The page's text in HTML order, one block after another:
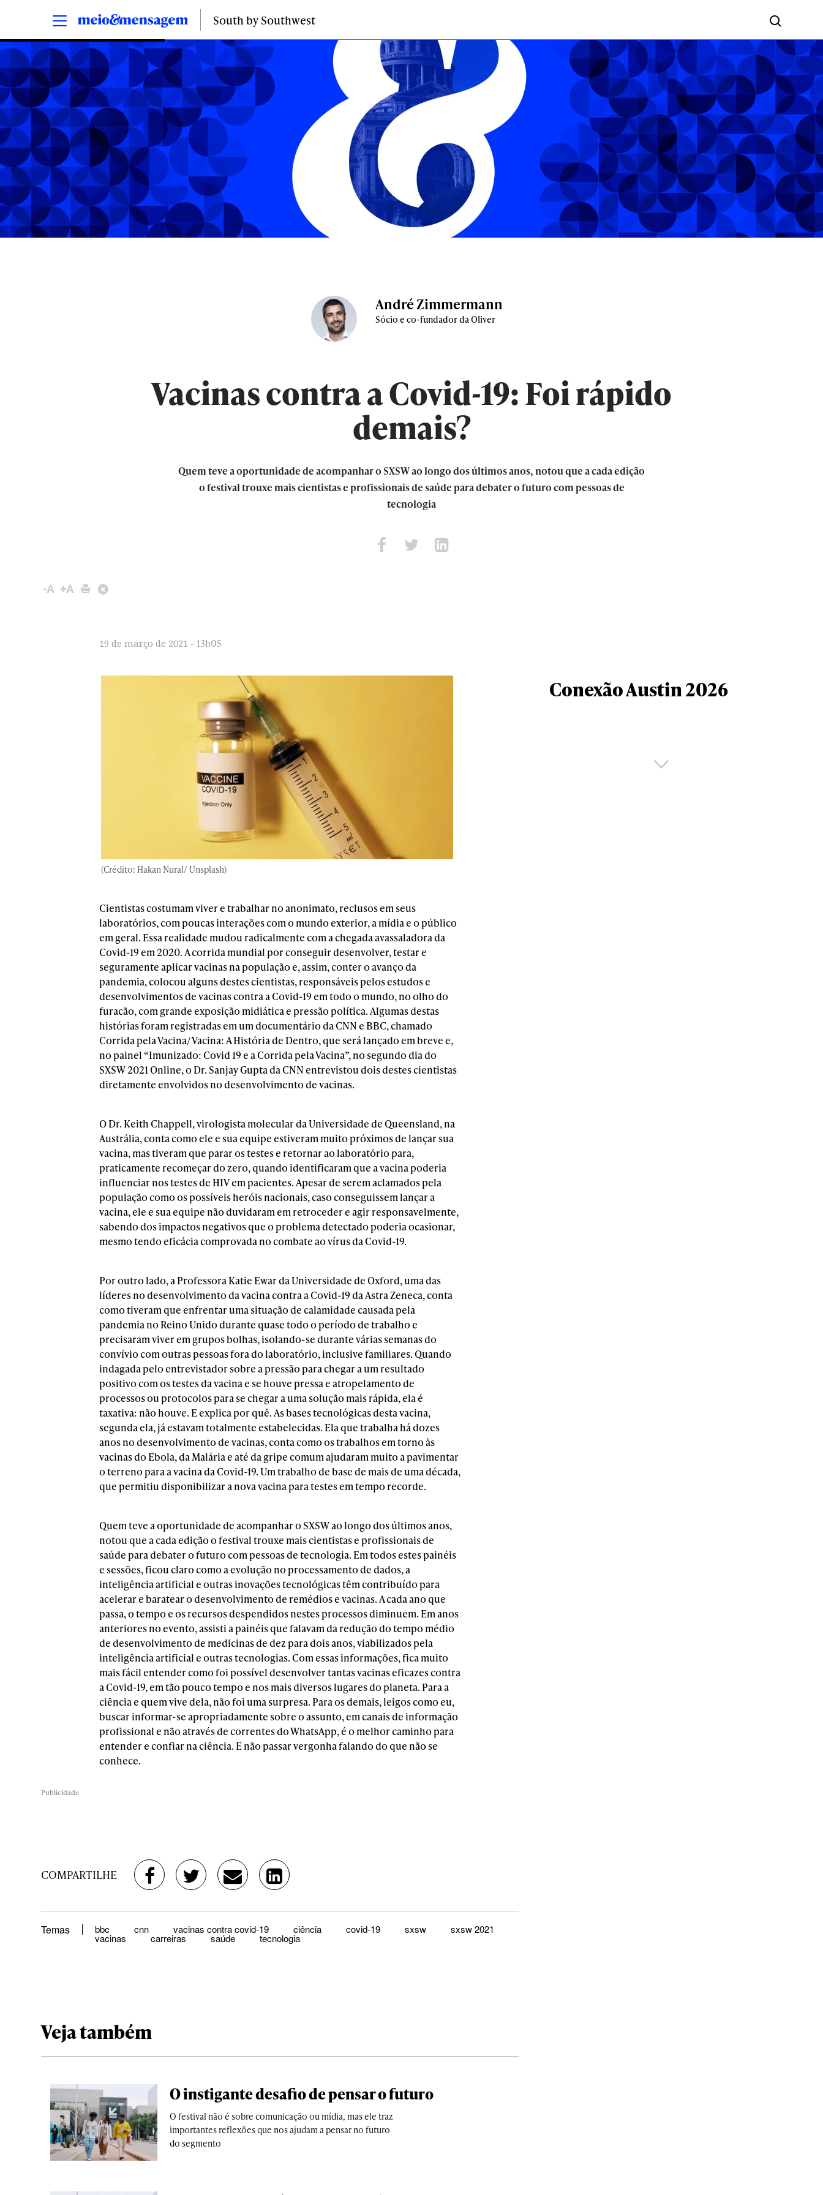
South by Southwest
André Zimmermann
Sócio e co-fundador da Oliver
Vacinas contra a Covid-19: Foi rápido
demais?
Quem teve a oportunidade de acompanhar o SXSW ao longo dos últimos anos, notou que a cada edição
o festival trouxe mais cientistas e profissionais de saúde para debater o futuro com pessoas de
tecnologia
19 de março de 2021 - 13h05
(Crédito: Hakan Nural/ Unsplash)
Cientistas costumam viver e trabalhar no anonimato, reclusos em seus
laboratórios, com poucas interações com o mundo exterior, a mídia e o público
em geral. Essa realidade mudou radicalmente com a chegada avassaladora da
Covid-19 em 2020. A corrida mundial por conseguir desenvolver, testar e
seguramente aplicar vacinas na população e, assim, conter o avanço da
pandemia, colocou alguns destes cientistas, responsáveis pelos estudos e
desenvolvimentos de vacinas contra a Covid-19 em todo o mundo, no olho do
furacão, com grande exposição midiática e pressão política. Algumas destas
histórias foram registradas em um documentário da CNN e BBC, chamado
Corrida pela Vacina/ Vacina: A História de Dentro, que será lançado em breve e,
no painel “Imunizado: Covid 19 e a Corrida pela Vacina”, no segundo dia do
SXSW 2021 Online, o Dr. Sanjay Gupta da CNN entrevistou dois destes cientistas
diretamente envolvidos no desenvolvimento de vacinas.
O Dr. Keith Chappell, virologista molecular da Universidade de Queensland, na
Austrália, conta como ele e sua equipe estiveram muito próximos de lançar sua
vacina, mas tiveram que parar os testes e retornar ao laboratório para,
praticamente recomeçar do zero, quando identificaram que a vacina poderia
influenciar nos testes de HIV em pacientes. Apesar de serem aclamados pela
população como os possíveis heróis nacionais, caso conseguissem lançar a
vacina, ele e sua equipe não duvidaram em retroceder e agir responsavelmente,
sabendo dos impactos negativos que o problema detectado poderia ocasionar,
mesmo tendo eficácia comprovada no combate ao vírus da Covid-19.
Por outro lado, a Professora Katie Ewar da Universidade de Oxford, uma das
líderes no desenvolvimento da vacina contra a Covid-19 da Astra Zeneca, conta
como tiveram que enfrentar uma situação de calamidade causada pela
pandemia no Reino Unido durante quase todo o período de trabalho e
precisaram viver em grupos bolhas, isolando-se durante várias semanas do
convívio com outras pessoas fora do laboratório, inclusive familiares. Quando
indagada pelo entrevistador sobre a pressão para chegar a um resultado
positivo com os testes da vacina e se houve pressa e atropelamento de
processos ou protocolos para se chegar a uma solução mais rápida, ela é
taxativa: não houve. E explica por quê. As bases tecnológicas desta vacina,
segunda ela, já estavam totalmente estabelecidas. Ela que trabalha há dozes
anos no desenvolvimento de vacinas, conta como os trabalhos em torno às
vacinas do Ebola, da Malária e até da gripe comum ajudaram muito a pavimentar
o terreno para a vacina da Covid-19. Um trabalho de base de mais de uma década,
que permitiu disponibilizar a nova vacina para testes em tempo recorde.
Quem teve a oportunidade de acompanhar o SXSW ao longo dos últimos anos,
notou que a cada edição o festival trouxe mais cientistas e profissionais de
saúde para debater o futuro com pessoas de tecnologia. Em todos estes painéis
e sessões, ficou claro como a evolução no processamento de dados, a
inteligência artificial e outras inovações tecnológicas têm contribuído para
acelerar e baratear o desenvolvimento de remédios e vacinas. A cada ano que
passa, o tempo e os recursos despendidos nestes processos diminuem. Em anos
anteriores no evento, assisti a painéis que falavam da redução do tempo médio
de desenvolvimento de medicinas de dez para dois anos, viabilizados pela
inteligência artificial e outras tecnologias. Com essas informações, fica muito
mais fácil entender como foi possível desenvolver tantas vacinas eficazes contra
a Covid-19, em tão pouco tempo e nos mais diversos lugares do planeta. Para a
ciência e quem vive dela, não foi uma surpresa. Para os demais, leigos como eu,
buscar informar-se apropriadamente sobre o assunto, em canais de informação
profissional e não através de correntes do WhatsApp, é o melhor caminho para
entender e confiar na ciência. E não passar vergonha falando do que não se
conhece.
Publicidade
COMPARTILHE
Temas bbc cnn vacinas contra covid-19 ciência covid-19 sxsw sxsw 2021
vacinas carreiras saúde tecnologia
Veja também
O instigante desafio de pensar o futuro
O festival não é sobre comunicação ou mídia, mas ele traz
importantes reflexões que nos ajudam a pensar no futuro
do segmento
Conexão Austin 2026